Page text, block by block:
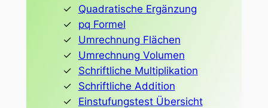
Quadratische Ergänzung
pq Formel
Umrechnung Flächen
Umrechnung Volumen
Schriftliche Multiplikation
Schriftliche Addition
Einstufungstest Übersicht